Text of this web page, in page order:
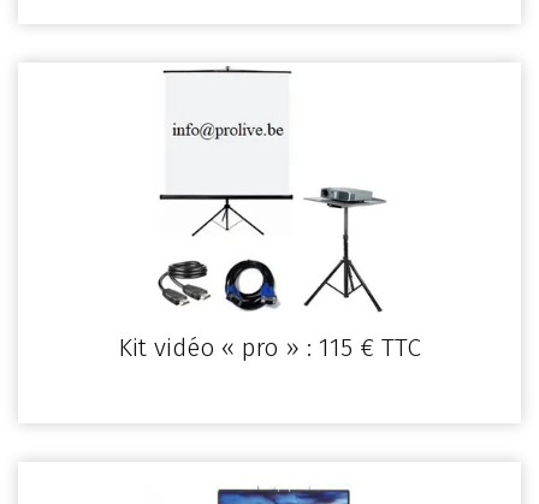
Kit vidéo « pro » : 115 € TTC